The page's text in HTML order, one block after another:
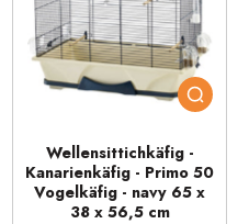
Wellensittichkäfig -
Kanarienkäfig - Primo 50
Vogelkäfig - navy 65 x
38 x 56,5 cm